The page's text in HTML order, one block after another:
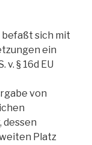
befaßt sich mit
ein
§ 16d EU
von
dessen
Platz